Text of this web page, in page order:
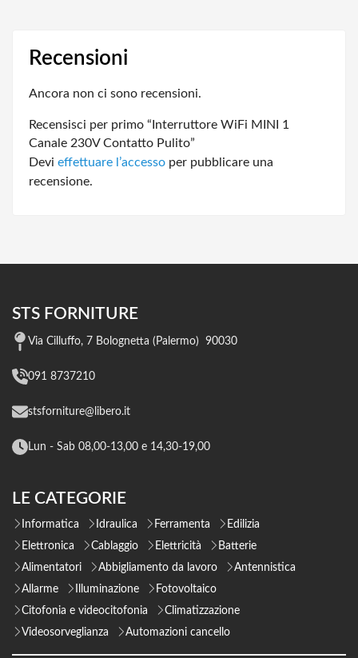
Recensioni
Ancora non ci sono recensioni.
Recensisci per primo “Interruttore WiFi MINI 1
Canale 230V Contatto Pulito”
Devi effettuare l’accesso per pubblicare una
recensione.
STS FORNITURE
Via Cilluffo, 7 Bolognetta (Palermo) 90030
091 8737210
stsforniture@libero.it
Lun - Sab 08,00-13,00 e 14,30-19,00
LE CATEGORIE
Informatica Idraulica Ferramenta
Edilizia
Elettronica
Cablaggio Elettricità
Batterie
Alimentatori
Abbigliamento da lavoro
Antennistica
Allarme
Illuminazione
Fotovoltaico
Citofonia e videocitofonia
Climatizzazione
Videosorveglianza
Automazioni cancello